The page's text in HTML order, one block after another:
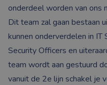
onderdeel worden van ons
Dit team zal gaan bestaan
kunnen onderverdelen in IT
Security Officers en
team wordt aan gestuurd
vanuit de 2e lijn schakel je